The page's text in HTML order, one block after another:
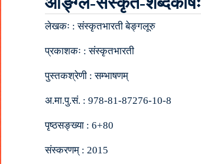
लेखकः :संस्कृतभारती बेङ्गलूरु
प्रकाशकः :संस्कृतभारती
पुस्तकश्रेणी :सम्भाषणम्
अ.मा.पु.सं. : 978-81-87276-10-8
पृष्ठसङ्ख्या : 6+80
संस्करणम् : 2015